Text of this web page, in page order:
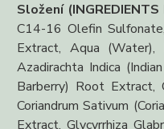
Složení (INGREDIENTS
C14-16 Olefin
Extract, Aqua (Water),
Azadirachta Indica
Barberry) Root Extract,
Coriandrum Sativum
Extract, Glycyrrhiza